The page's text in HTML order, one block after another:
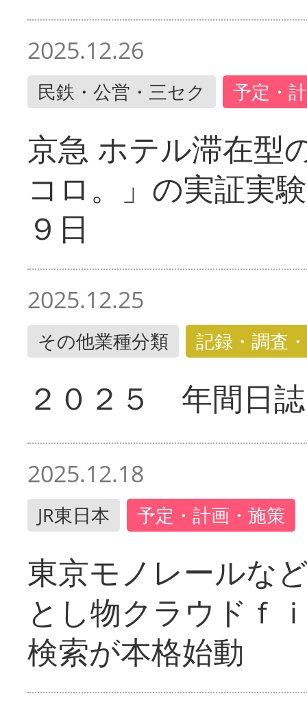
2025.12.26
民鉄・公営・三セク 予定・
京急 ホテル滞在型
コロ。」の実証実
９日
2025.12.25
その他業種分類 記録・調査
２０２５ 年間日誌
2025.12.18
JR東日本 予定・計画・施策
東京モノレールな
とし物クラウドｆ
検索が本格始動